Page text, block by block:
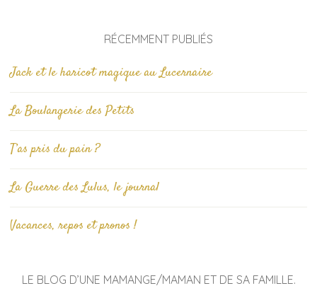
RÉCEMMENT PUBLIÉS
Jack et le haricot magique au Lucernaire
La Boulangerie des Petits
T’as pris du pain ?
La Guerre des Lulus, le journal
Vacances, repos et pronos !
LE BLOG D’UNE MAMANGE/MAMAN ET DE SA FAMILLE.